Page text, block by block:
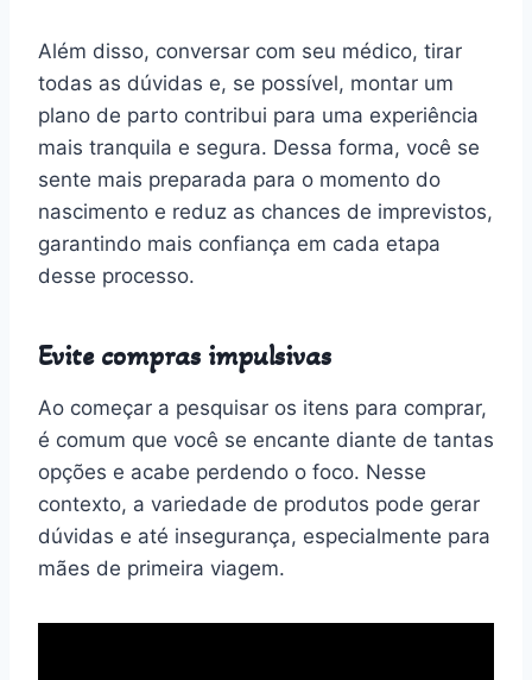
Além disso, conversar com seu médico, tirar
todas as dúvidas e, se possível, montar um
plano de parto contribui para uma experiência
mais tranquila e segura. Dessa forma, você se
sente mais preparada para o momento do
nascimento e reduz as chances de imprevistos,
garantindo mais confiança em cada etapa
desse processo.
Evite compras impulsivas
Ao começar a pesquisar os itens para comprar,
é comum que você se encante diante de tantas
opções e acabe perdendo o foco. Nesse
contexto, a variedade de produtos pode gerar
dúvidas e até insegurança, especialmente para
mães de primeira viagem.